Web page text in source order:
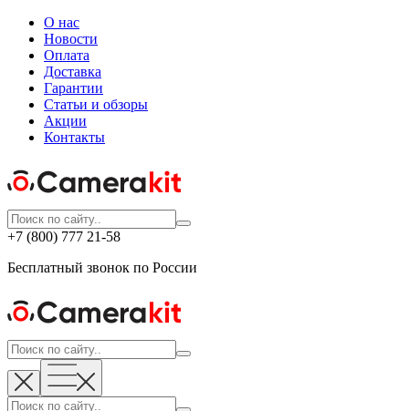
О нас
Новости
Оплата
Доставка
Гарантии
Статьи и обзоры
Акции
Контакты
+7 (800) 777 21-58
Бесплатный звонок по России